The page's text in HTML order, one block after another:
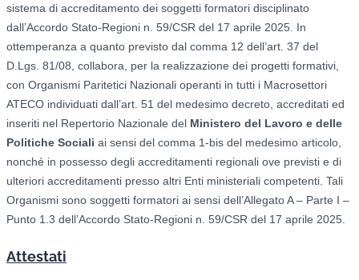
sistema di accreditamento dei soggetti formatori disciplinato
dall’Accordo Stato-Regioni n. 59/CSR del 17 aprile 2025. In
ottemperanza a quanto previsto dal comma 12 dell’art. 37 del
D.Lgs. 81/08, collabora, per la realizzazione dei progetti formativi,
con Organismi Paritetici Nazionali operanti in tutti i Macrosettori
ATECO individuati dall’art. 51 del medesimo decreto, accreditati ed
inseriti nel Repertorio Nazionale del Ministero del Lavoro e delle
Politiche Sociali ai sensi del comma 1-bis del medesimo articolo,
nonché in possesso degli accreditamenti regionali ove previsti e di
ulteriori accreditamenti presso altri Enti ministeriali competenti. Tali
Organismi sono soggetti formatori ai sensi dell’Allegato A – Parte I –
Punto 1.3 dell’Accordo Stato-Regioni n. 59/CSR del 17 aprile 2025.
Attestati